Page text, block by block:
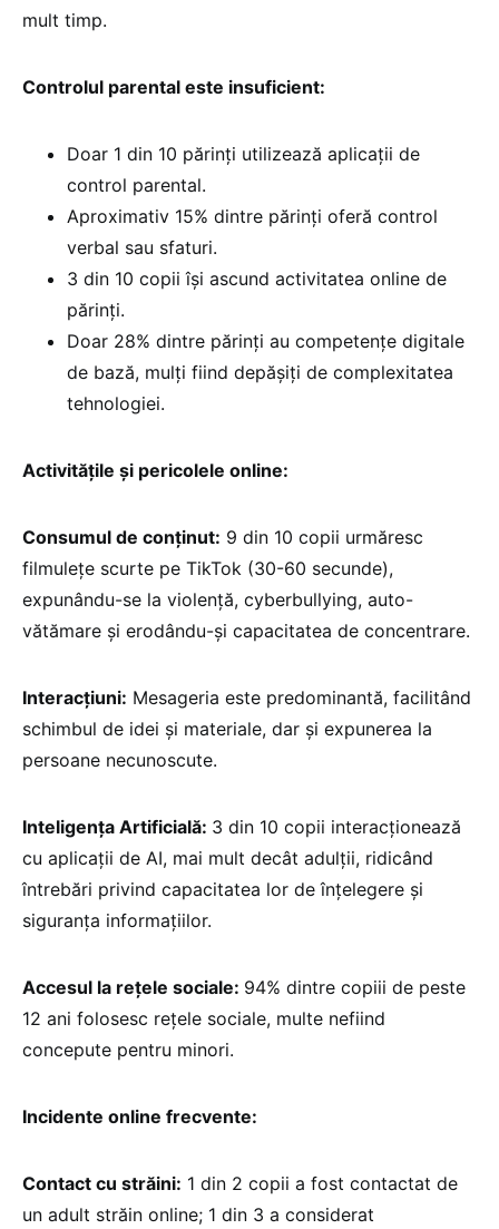
mult timp.
Controlul parental este insuficient:
Doar 1 din 10 părinți utilizează aplicații de
control parental.
Aproximativ 15% dintre părinți oferă control
verbal sau sfaturi.
3 din 10 copii își ascund activitatea online de
părinți.
Doar 28% dintre părinți au competențe digitale
de bază, mulți fiind depășiți de complexitatea
tehnologiei.
Activitățile și pericolele online:
Consumul de conținut: 9 din 10 copii urmăresc
filmulețe scurte pe TikTok (30-60 secunde),
expunându-se la violență, cyberbullying, auto-
vătămare și erodându-și capacitatea de concentrare.
Interacțiuni: Mesageria este predominantă, facilitând
schimbul de idei și materiale, dar și expunerea la
persoane necunoscute.
Inteligența Artificială: 3 din 10 copii interacționează
cu aplicații de AI, mai mult decât adulții, ridicând
întrebări privind capacitatea lor de înțelegere și
siguranța informațiilor.
Accesul la rețele sociale: 94% dintre copiii de peste
12 ani folosesc rețele sociale, multe nefiind
concepute pentru minori.
Incidente online frecvente:
Contact cu străini: 1 din 2 copii a fost contactat de
un adult străin online; 1 din 3 a considerat